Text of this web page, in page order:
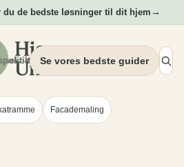
du de bedste løsninger til dit hjem →
Se vores bedste guider
Facademaling